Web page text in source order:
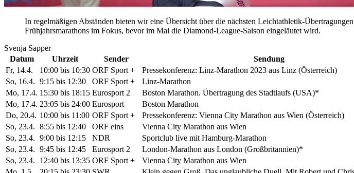
In regelmäßigen Abständen bieten wir eine Übersicht über die nächsten Leichtathletik-
Frühjahrsmarathons im Fokus, bevor im Mai die Diamond-League-Saison eingeläutet wird.
Svenja Sapper
Datum
Uhrzeit Sender
Sendung
Fr, 14.4.
10:00 bis 10:30 ORF Sport +
Pressekonferenz: Linz-Marathon 2023 aus Linz (Österreich)
So, 16.4. 9:15 bis 12:30 ORF Sport +
Linz-Marathon
Mo, 17.4. 15:30 bis 18:15 Eurosport 2
Boston Marathon. Übertragung des Stadtlaufs (USA)*
Mo, 17.4. 23:05 bis 24:00 Eurosport
Boston Marathon
Do, 20.4. 10:00 bis 11:00 ORF Sport +
Pressekonferenz: Vienna City Marathon aus Wien (Österreich)
So, 23.4. 8:55 bis 12:40 ORF eins
Vienna City Marathon aus Wien
So, 23.4. 9:00 bis 12:15 NDR
Sportclub live mit Hamburg-Marathon
So, 23.4. 9:45 bis 12:45 Eurosport 2
London-Marathon aus London (Großbritannien)*
So, 23.4.
12:40 bis 13:35 ORF Sport +
Vienna City Marathon aus Wien